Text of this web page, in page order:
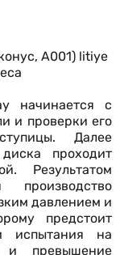
начинается с
и проверки его
Далее
проходит
Результатом
давлением и
предстоит
испытания на
и превышение